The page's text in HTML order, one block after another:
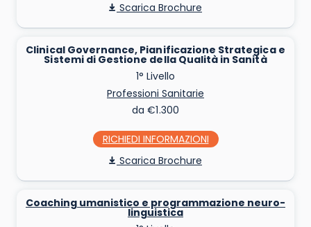
Scarica Brochure
Clinical Governance, Pianificazione Strategica e
Sistemi di Gestione della Qualità in Sanità
1° Livello
Professioni Sanitarie
da €1.300
RICHIEDI INFO
Scarica Brochure
Coaching umanistico e programmazione neuro-
linguistica